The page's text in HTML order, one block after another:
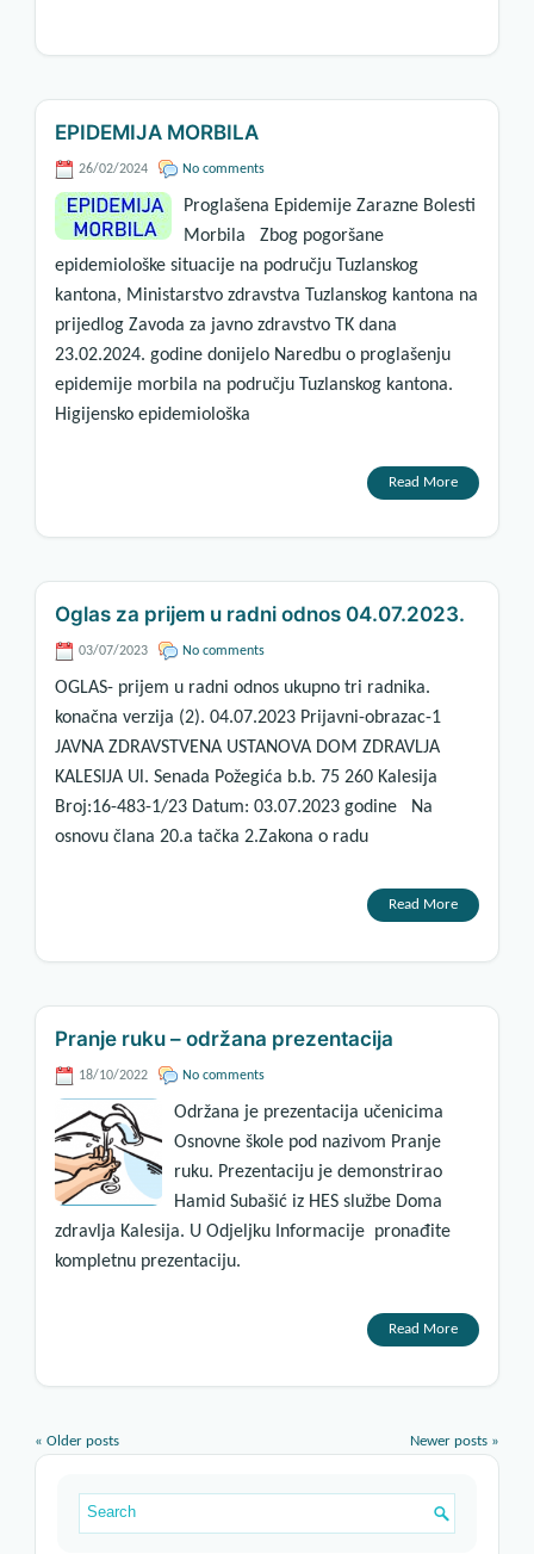
EPIDEMIJA MORBILA
26/02/2024 No comments
Proglašena Epidemije Zarazne Bolesti
Morbila Zbog pogoršane
epidemiološke situacije na području Tuzlanskog
kantona, Ministarstvo zdravstva Tuzlanskog kantona na
prijedlog Zavoda za javno zdravstvo TK dana
23.02.2024. godine donijelo Naredbu o proglašenju
epidemije morbila na području Tuzlanskog kantona.
Higijensko epidemiološka
Read More
Oglas za prijem u radni odnos 04.07.2023.
03/07/2023 No comments
OGLAS- prijem u radni odnos ukupno tri radnika.
konačna verzija (2). 04.07.2023 Prijavni-obrazac-1
JAVNA ZDRAVSTVENA USTANOVA DOM ZDRAVLJA
KALESIJA Ul. Senada Požegića b.b. 75 260 Kalesija
Broj:16-483-1/23 Datum: 03.07.2023 godine Na
osnovu člana 20.a tačka 2.Zakona o radu
Read More
Pranje ruku – održana prezentacija
18/10/2022 No comments
Održana je prezentacija učenicima
Osnovne škole pod nazivom Pranje
ruku. Prezentaciju je demonstrirao
Hamid Subašić iz HES službe Doma
zdravlja Kalesija. U Odjeljku Informacije pronađite
kompletnu prezentaciju.
Read More
« Older posts Newer posts »